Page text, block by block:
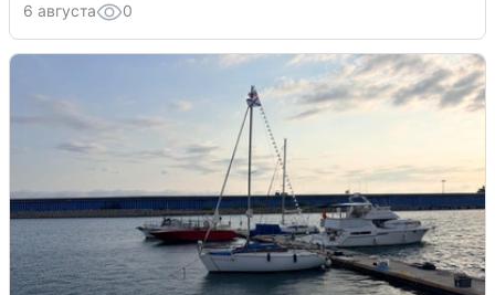
6 августа 0